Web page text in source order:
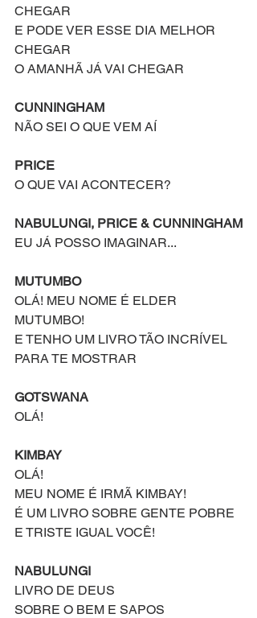
CHEGAR
E PODE VER ESSE DIA MELHOR
CHEGAR
O AMANHÃ JÁ VAI CHEGAR
CUNNINGHAM
NÃO SEI O QUE VEM AÍ
PRICE
O QUE VAI ACONTECER?
NABULUNGI, PRICE & CUNNINGHAM
EU JÁ POSSO IMAGINAR...
MUTUMBO
OLÁ! MEU NOME É ELDER
MUTUMBO!
E TENHO UM LIVRO TÃO INCRÍVEL
PARA TE MOSTRAR
GOTSWANA
OLÁ!
KIMBAY
OLÁ!
MEU NOME É IRMÃ KIMBAY!
É UM LIVRO SOBRE GENTE POBRE
E TRISTE IGUAL VOCÊ!
NABULUNGI
LIVRO DE DEUS
SOBRE O BEM E SAPOS